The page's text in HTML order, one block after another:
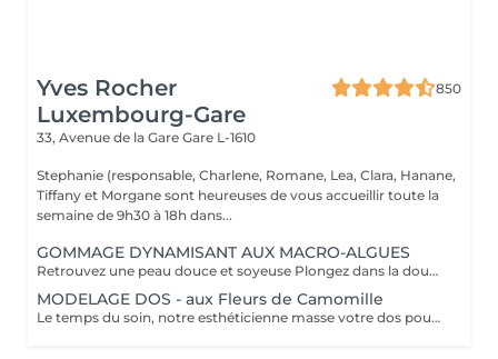
Yves Rocher
Luxembourg-Gare
850
33, Avenue de la Gare Gare L-1610
Stephanie (responsable, Charlene, Romane, Lea, Clara, Hanane,
Tiffany et Morgane sont heureuses de vous accueillir toute la
semaine de 9h30 à 18h dans...
GOMMAGE DYNAMISANT AUX MACRO-ALGUES
Retrouvez une peau douce et soyeuse Plongez dans la douceur tropicale dIndonésie à travers les notes épicées des huiles essentielles de Girofle et de Muscade. Ce gommage aux effluves chauds et naturels vous transporte tout en exfoliant délicatement votre peau : elle est douce, lumineuse et satinée.
MODELAGE DOS - aux Fleurs de Camomille
Le temps du soin, notre esthéticienne masse votre dos pour un confort sans précédent.